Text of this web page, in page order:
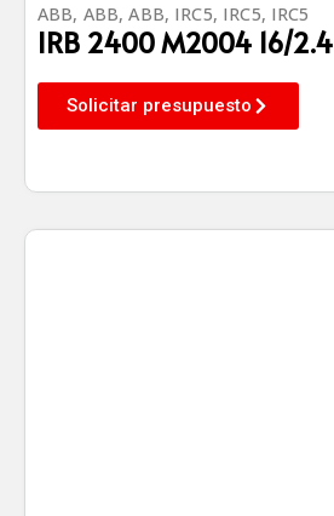
ABB, ABB,ABB, IRC5, IRC5, IRC5
IRB 2400 M2004 16/2.4
Solicitar presupuesto